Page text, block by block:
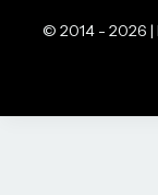
© 2014 - 2026 |